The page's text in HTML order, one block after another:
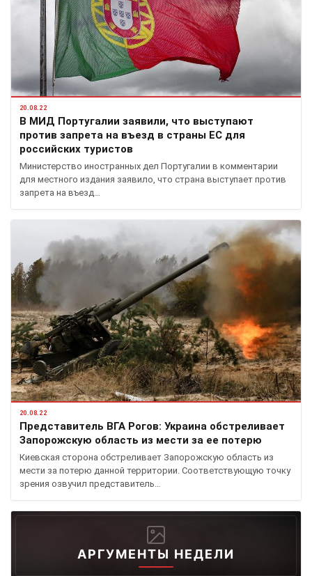
20.08.22
В МИД Португалии заявили, что выступают
против запрета на въезд в страны ЕС для
российских туристов
Министерство иностранных дел Португалии в комментарии
для местного издания заявило, что страна выступает против
запрета на въезд…
20.08.22
Представитель ВГА Рогов: Украина обстреливает
Запорожскую область из мести за ее потерю
Киевская сторона обстреливает Запорожскую область из
мести за потерю данной территории. Соответствующую точку
зрения озвучил представитель…
АРГУМЕНТЫ НЕДЕЛИ